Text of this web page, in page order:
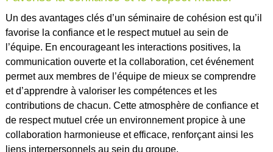
Un des avantages clés d’un séminaire de cohésion est qu’il
favorise la confiance et le respect mutuel au sein de
l’équipe. En encourageant les interactions positives, la
communication ouverte et la collaboration, cet événement
permet aux membres de l’équipe de mieux se comprendre
et d’apprendre à valoriser les compétences et les
contributions de chacun. Cette atmosphère de confiance et
de respect mutuel crée un environnement propice à une
collaboration harmonieuse et efficace, renforçant ainsi les
liens interpersonnels au sein du groupe.